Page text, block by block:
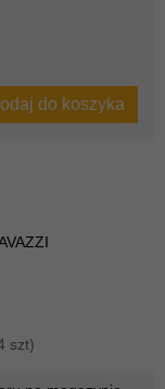
do koszyka
szt)